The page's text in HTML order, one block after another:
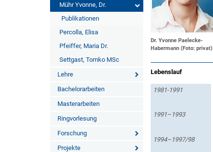
Mühr Yvonne, Dr.
Publikationen
Percolla, Elisa
Pfeiffer, Maria Dr.
Settgast, Tomko MSc
Lehre
Bachelorarbeiten
Masterarbeiten
Ringvorlesung
Forschung
Projekte
Dr. Yvonne Paelecke-
Habermann (Foto: privat)
Lebenslauf
1981-1991
1991–1993
1994–1997/98